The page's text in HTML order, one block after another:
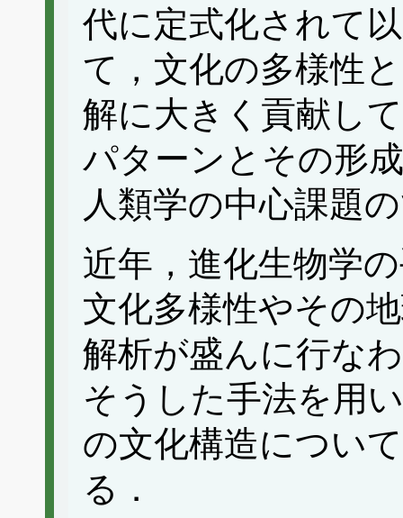
代に定式化されて
て，文化の多様性
解に大きく貢献し
パターンとその形
人類学の中心課題
近年，進化生物学
文化多様性やその
解析が盛んに行な
そうした手法を用
の文化構造につい
る．